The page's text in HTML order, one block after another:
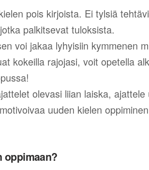
pois kirjoista. Ei tylsiä
palkitsevat tuloksista.
voi jakaa lyhyisiin kymmenen
kokeilla rajojasi, voit opetella
olevasi liian laiska,
uuden kielen
oppimaan?